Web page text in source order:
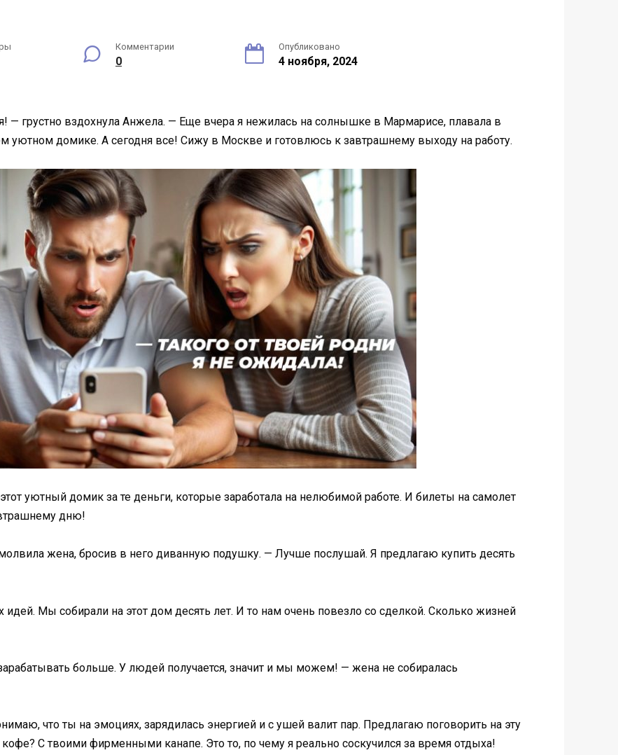
Комментарии
0
Опубликовано
4 ноября, 2024
— грустно вздохнула Анжела. — Еще вчера я нежилась на солнышке в Мармарисе, плавала в
уютном домике. А сегодня все! Сижу в Москве и готовлюсь к завтрашнему выходу на работу.
уютный домик за те деньги, которые заработала на нелюбимой работе. И билеты на самолет
дню!
жена, бросив в него диванную подушку. — Лучше послушай. Я предлагаю купить десять
Мы собирали на этот дом десять лет. И то нам очень повезло со сделкой. Сколько жизней
больше. У людей получается, значит и мы можем! — жена не собиралась
что ты на эмоциях, зарядилась энергией и с ушей валит пар. Предлагаю поговорить на эту
С твоими фирменными канапе. Это то, по чему я реально соскучился за время отдыха!